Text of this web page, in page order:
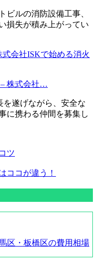
ビルの消防設備工事、
損失が積み上がってい
– 株式会社…
遂げながら、安全な
に携わる仲間を募集し
ツ
ココが違う！
区・板橋区の費用相場